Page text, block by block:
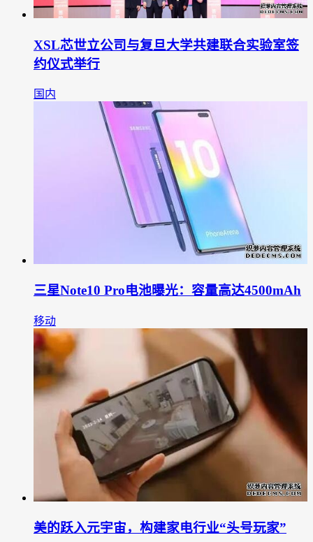
XSL芯世立公司与复旦大学共建联合实验室签
约仪式举行
国内
三星Note10 Pro电池曝光：容量高达4500mAh
移动
美的跃入元宇宙，构建家电行业“头号玩家”